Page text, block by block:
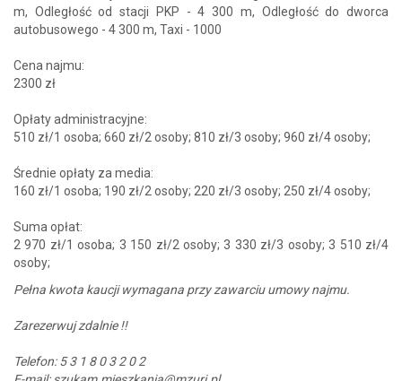
m, Odległość od stacji PKP - 4 300 m, Odległość do dworca
autobusowego - 4 300 m, Taxi - 1000
Cena najmu:
2300 zł
Opłaty administracyjne:
510 zł/1 osoba; 660 zł/2 osoby; 810 zł/3 osoby; 960 zł/4 osoby;
Średnie opłaty za media:
160 zł/1 osoba; 190 zł/2 osoby; 220 zł/3 osoby; 250 zł/4 osoby;
Suma opłat:
2 970 zł/1 osoba; 3 150 zł/2 osoby; 3 330 zł/3 osoby; 3 510 zł/4
osoby;
Pełna kwota kaucji wymagana przy zawarciu umowy najmu.
Zarezerwuj zdalnie !!
Telefon: 5 3 1 8 0 3 2 0 2